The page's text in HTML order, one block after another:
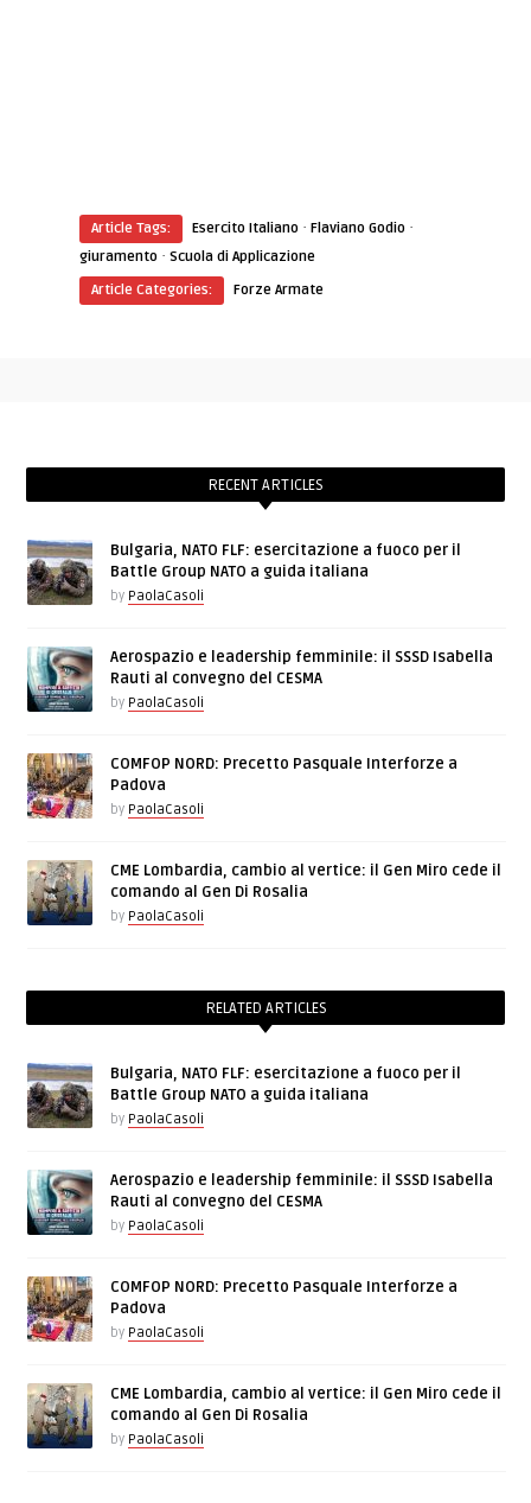
Article Tags: Esercito Italiano ·Flaviano Godio ·
giuramento ·Scuola di Applicazione
Article Categories:
Forze Armate
RECENT ARTICLES
Bulgaria, NATO FLF: esercitazione a fuoco per il
Battle Group NATO a guida italiana
by PaolaCasoli
Aerospazio e leadership femminile: il SSSD Isabella
Rauti al convegno del CESMA
by PaolaCasoli
COMFOP NORD: Precetto Pasquale Interforze a
Padova
by PaolaCasoli
CME Lombardia, cambio al vertice: il Gen Miro cede il
comando al Gen Di Rosalia
by PaolaCasoli
RELATED ARTICLES
Bulgaria, NATO FLF: esercitazione a fuoco per il
Battle Group NATO a guida italiana
by PaolaCasoli
Aerospazio e leadership femminile: il SSSD Isabella
Rauti al convegno del CESMA
by PaolaCasoli
COMFOP NORD: Precetto Pasquale Interforze a
Padova
by PaolaCasoli
CME Lombardia, cambio al vertice: il Gen Miro cede il
comando al Gen Di Rosalia
by PaolaCasoli